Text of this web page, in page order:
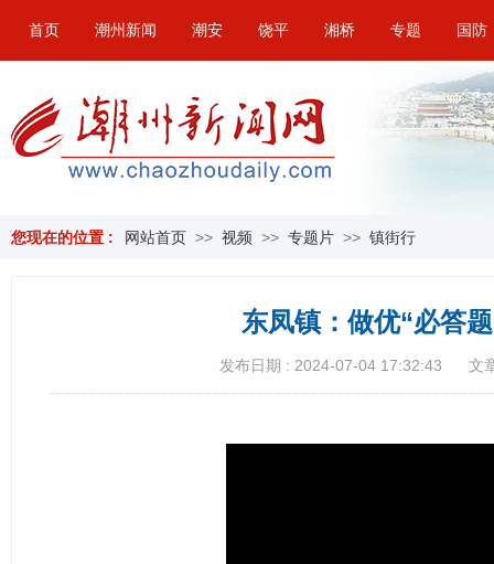
首页 潮州新闻 潮安 饶平 湘桥 专题 国防
您现在的位置 : 网站首页 >> 视频 >> 专题片 >> 镇街行
东凤镇：做优“必答
发布日期 : 2024-07-04 17:32:43 文